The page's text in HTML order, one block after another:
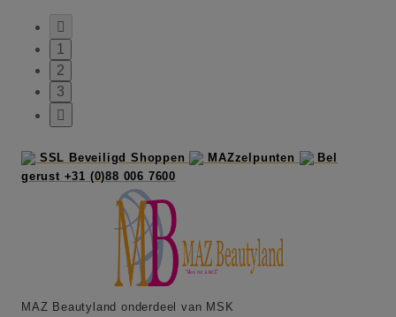

1
2
3

SSL Beveiligd Shoppen MAZzelpunten
Bel
gerust +31 (0)88 006 7600
MAZ Beautyland onderdeel van MSK